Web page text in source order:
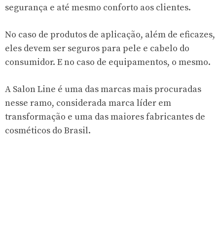
segurança e até mesmo conforto aos clientes.
No caso de produtos de aplicação, além de eficazes,
eles devem ser seguros para pele e cabelo do
consumidor. E no caso de equipamentos, o mesmo.
A Salon Line é uma das marcas mais procuradas
nesse ramo, considerada marca líder em
transformação e uma das maiores fabricantes de
cosméticos do Brasil.